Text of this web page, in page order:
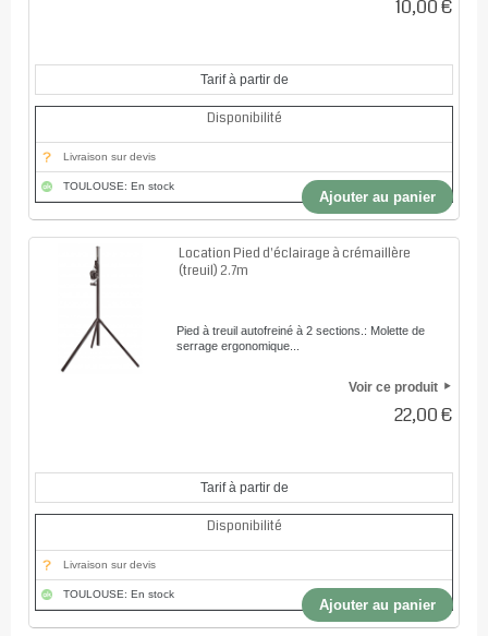
10,00 €
Tarif à partir de
Disponibilité
Livraison sur devis
TOULOUSE: En stock
Ajouter au panier
Location Pied d'éclairage à crémaillère
(treuil) 2.7m
Pied à treuil autofreiné à 2 sections.: Molette de
serrage ergonomique...
Voir ce produit
22,00 €
Tarif à partir de
Disponibilité
Livraison sur devis
TOULOUSE: En stock
Ajouter au panier